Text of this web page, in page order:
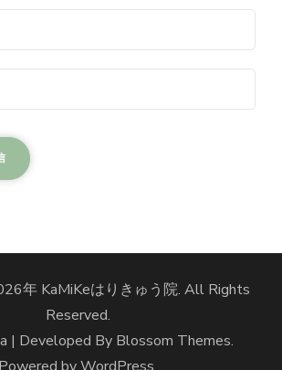
年 KaMiKeはりきゅう院. All Rights
Reserved.
| Developed By Blossom Themes.